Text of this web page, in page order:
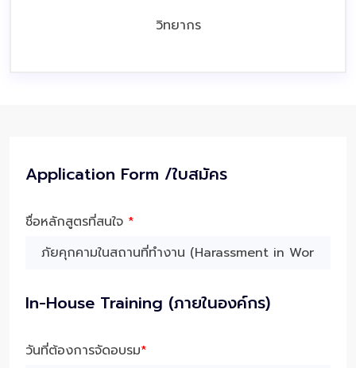
วิทยากร
Application Form /ใบสมัคร
ชื่อหลักสูตรที่สนใจ *
In-House Training (ภายในองค์กร)
วันที่ต้องการจัดอบรม*